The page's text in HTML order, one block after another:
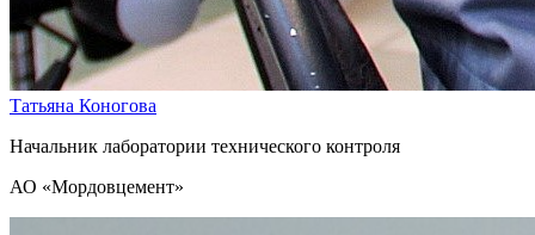
Татьяна Коногова
Начальник лаборатории технического контроля
АО «Мордовцемент»